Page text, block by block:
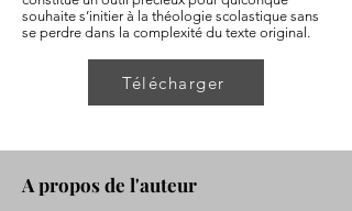
souhaite s’initier à la théologie scolastique sans
se perdre dans la complexité du texte original.
Télécharger
A propos de l'auteur